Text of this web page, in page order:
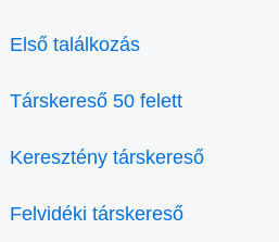
Első találkozás
Társkereső 50 felett
Keresztény társkereső
Felvidéki társkereső